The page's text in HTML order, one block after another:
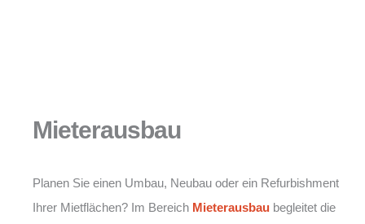
Mieterausbau
Planen Sie einen Umbau, Neubau oder ein Refurbishment
Ihrer Mietflächen? Im Bereich Mieterausbau begleitet die